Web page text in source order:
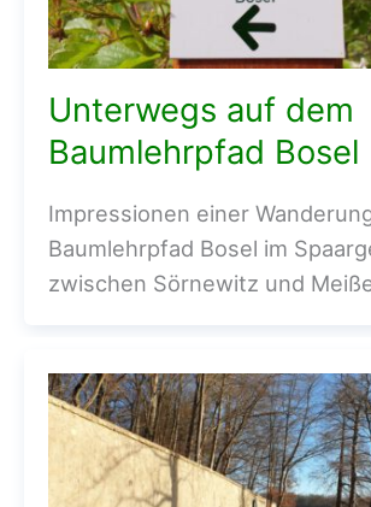
Unterwegs auf dem
Baumlehrpfad Bosel
Impressionen einer
Baumlehrpfad Bosel im
zwischen Sörnewitz und